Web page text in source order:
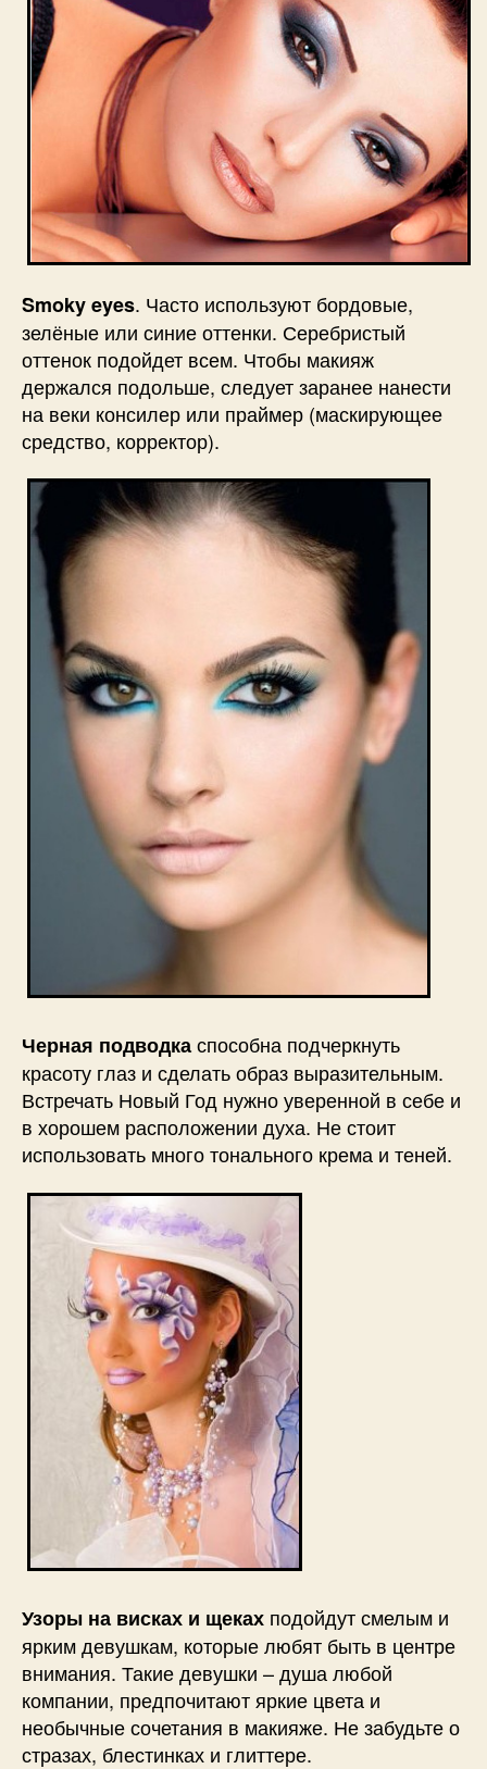
Smoky eyes. Часто используют бордовые,
зелёные или синие оттенки. Серебристый
оттенок подойдет всем. Чтобы макияж
держался подольше, следует заранее нанести
на веки консилер или праймер (маскирующее
средство, корректор).
Черная подводкаспособна подчеркнуть
красоту глаз и сделать образ выразительным.
Встречать Новый Год нужно уверенной в себе и
в хорошем расположении духа. Не стоит
использовать много тонального крема и теней.
Узоры на висках и щеках подойдут смелым и
ярким девушкам, которые любят быть в центре
внимания. Такие девушки – душа любой
компании, предпочитают яркие цвета и
необычные сочетания в макияже. Не забудьте о
стразах, блестинках и глиттере.